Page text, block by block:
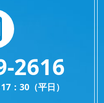
2616
：30（平日）